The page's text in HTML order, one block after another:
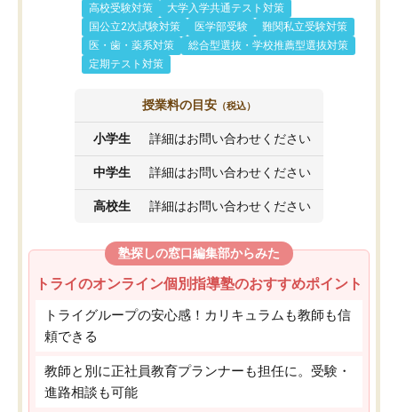
高校受験対策
大学入学共通テスト対策
国公立2次試験対策
医学部受験
難関私立受験対策
医・歯・薬系対策
総合型選抜・学校推薦型選抜対策
定期テスト対策
授業料の目安 （税込）
小学生 詳細はお問い合わせください
中学生 詳細はお問い合わせください
高校生 詳細はお問い合わせください
塾探しの窓口編集部からみた
トライのオンライン個別指導塾のおすすめポイント
トライグループの安心感！カリキュラムも教師も信
頼できる
教師と別に正社員教育プランナーも担任に。受験・
進路相談も可能